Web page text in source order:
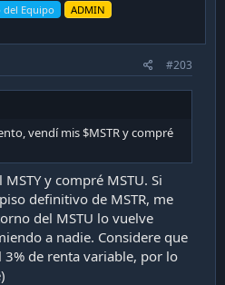
Equipo ADMIN
#203
vendí mis $MSTR y compré
y compré MSTU. Si
definitivo de MSTR, me
del MSTU lo vuelve
a nadie. Considere que
de renta variable, por lo